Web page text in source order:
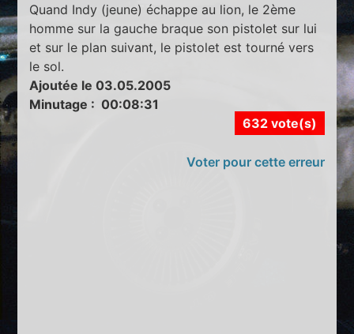
Quand Indy (jeune) échappe au lion, le 2ème
homme sur la gauche braque son pistolet sur lui
et sur le plan suivant, le pistolet est tourné vers
le sol.
Ajoutée le 03.05.2005
Minutage : 00:08:31
632 vote(s)
Voter pour cette erreur